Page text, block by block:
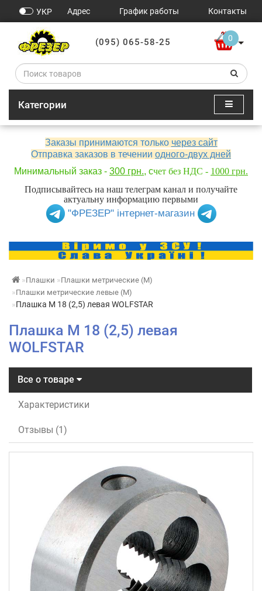
УКР Адрес График работы Контакты
Категории
(095) 065-58-25 0
Заказы принимаются только через сайт
Отправка заказов в течении одного-двух дней
Минимальный заказ - 300 грн., счет без НДС - 1000 грн.
Подписывайтесь на наш телеграм канал и получайте
актуальну информацию первыми
"ФРЕЗЕР" інтернет-магазин
Плашки
Плашки метрические (М)
Плашки метрические левые (М)
Плашка М 18 (2,5) левая WOLFSTAR
Плашка М 18 (2,5) левая
WOLFSTAR
Все о товаре
Характеристики
Отзывы (1)